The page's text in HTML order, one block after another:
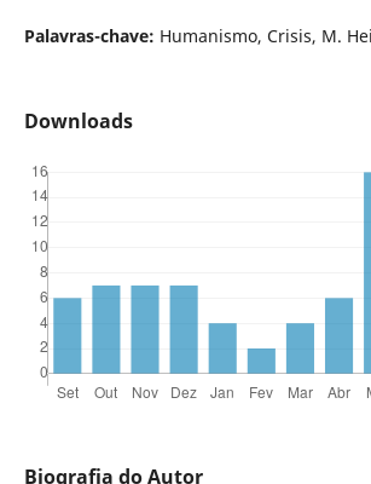
Palavras-chave: Humanismo, Crisis, M.
Downloads
Biografia do Autor